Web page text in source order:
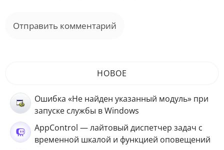
НОВОЕ
Ошибка «Не найден указанный модуль» при
запуске службы в Windows
AppControl — лайтовый диспетчер задач с
временной шкалой и функцией оповещений